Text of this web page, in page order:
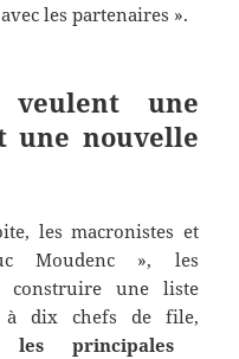
les partenaires ».
une
une nouvelle
les macronistes et
Moudenc », les
construire une liste
à dix chefs de file,
les principales